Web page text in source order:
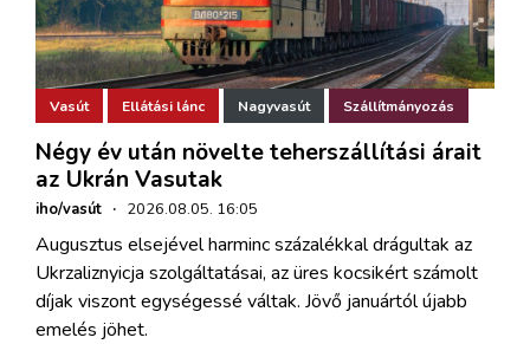
Vasút Ellátási lánc Nagyvasút Szállítmányozás
Négy év után növelte teherszállítási árait
az Ukrán Vasutak
iho/vasút · 2026.08.05. 16:05
Augusztus elsejével harminc százalékkal drágultak az
Ukrzaliznyicja szolgáltatásai, az üres kocsikért számolt
díjak viszont egységessé váltak. Jövő januártól újabb
emelés jöhet.